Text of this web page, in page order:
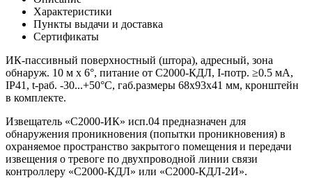
Характеристики
Пункты выдачи и доставка
Сертификаты
ИК-пассивный поверхностный (штора), адресный, зона
обнаруж. 10 м х 6°, питание от С2000-КДЛ, I-потр. ≥0.5 мА,
IP41, t-раб. -30...+50°C, габ.размеры 68х93х41 мм, кронштейн
в комплекте.
Извещатель «С2000-ИК» исп.04 предназначен для
обнаружения проникновения (попытки проникновения) в
охраняемое пространство закрытого помещения и передачи
извещения о тревоге по двухпроводной линии связи
контроллеру «С2000-КДЛ» или «С2000-КДЛ-2И».